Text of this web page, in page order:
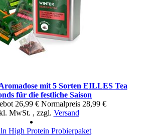
mit 5 Sorten EILLES Tea
für die festliche Saison
26,99 € Normal­preis 28,99 €
MwSt. , zzgl. Versand